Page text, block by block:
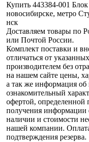
Купить 443384-001
новосибирске, метро
нск
Доставляем товары по
или Почтой России.
Комплект поставки и
отличаться от
производителем без
на нашем сайте цены,
а так же информация об
ознакомительный
офертой,
получения информации
наличии и стоимости
нашей компании.
подтверждения резерва.